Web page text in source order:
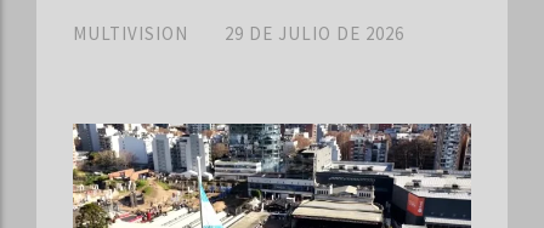
MULTIVISION 29 DE JULIO DE 2026